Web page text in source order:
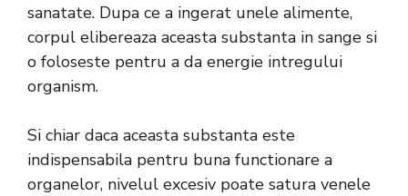
sanatate. Dupa ce a ingerat unele alimente,
corpul elibereaza aceasta substanta in sange si
o foloseste pentru a da energie intregului
organism.
Si chiar daca aceasta substanta este
indispensabila pentru buna functionare a
organelor, nivelul excesiv poate satura venele